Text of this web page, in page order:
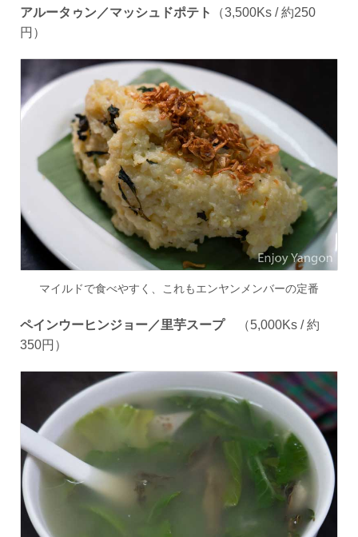
アルータゥン／マッシュドポテト （3,500Ks /約250
円）
マイルドで食べやすく、これもエンヤンメンバーの定番
ペインウーヒンジョー／里芋スープ（5,000Ks /約
350円）